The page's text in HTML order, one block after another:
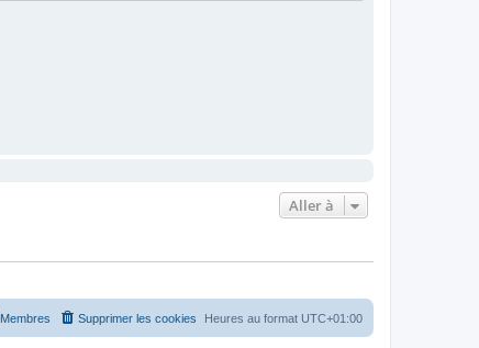
Aller à
Heures au format UTC+01:00
Supprimer les cookies
Membres